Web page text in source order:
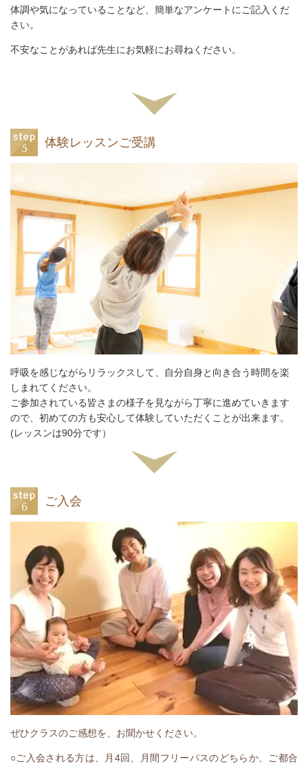
体調や気になっていることなど、簡単なアンケートにご記入くだ
さい。
不安なことがあれば先生にお気軽にお尋ねください。
体験レッスンご受講
呼吸を感じながらリラックスして、自分自身と向き合う時間を楽
しまれてください。
ご参加されている皆さまの様子を見ながら丁寧に進めていきます
ので、初めての方も安心して体験していただくことが出来ます。
(レッスンは90分です）
ご入会
ぜひクラスのご感想を、お聞かせください。
○ご入会される方は、月4回、月間フリーパスのどちらか、ご都合